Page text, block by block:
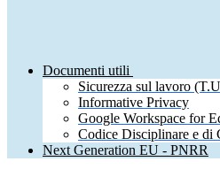
Documenti utili
Sicurezza sul lavoro
Informative Privacy
Google Workspace for
Codice Disciplinare e di
Next Generation EU - PNRR